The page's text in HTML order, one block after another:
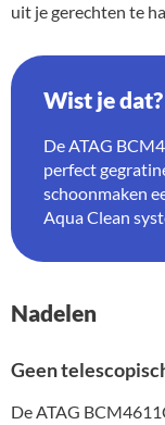
uit je gerechten te
Wist je dat?
De ATAG
perfect
schoonmaken
Aqua Clean
Nadelen
Geen
De ATAG